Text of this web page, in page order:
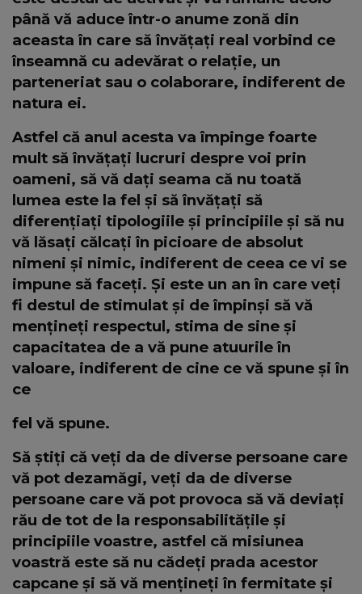
până vă aduce într-o anume zonă din
aceasta în care să învățați real vorbind ce
înseamnă cu adevărat o relație, un
parteneriat sau o colaborare, indiferent de
natura ei.
Astfel că anul acesta va împinge foarte
mult să învățați lucruri despre voi prin
oameni, să vă dați seama că nu toată
lumea este la fel și să învățați să
diferențiați tipologiile și principiile și să nu
vă lăsați călcați în picioare de absolut
nimeni și nimic, indiferent de ceea ce vi se
impune să faceți. Și este un an în care veți
fi destul de stimulat și de împinși să vă
mențineți respectul, stima de sine și
capacitatea de a vă pune atuurile în
valoare, indiferent de cine ce vă spune și în
ce
fel vă spune.
Să știți că veți da de diverse persoane care
vă pot dezamăgi, veți da de diverse
persoane care vă pot provoca să vă deviați
rău de tot de la responsabilitățile și
principiile voastre, astfel că misiunea
voastră este să nu cădeți prada acestor
capcane și să vă mențineți în fermitate și